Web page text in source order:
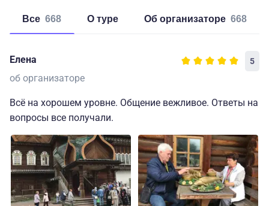
Все 668 о туре об организаторе 668
Елена 5
об организаторе
Всё на хорошем уровне. Общение вежливое. Ответы на
вопросы все получали.